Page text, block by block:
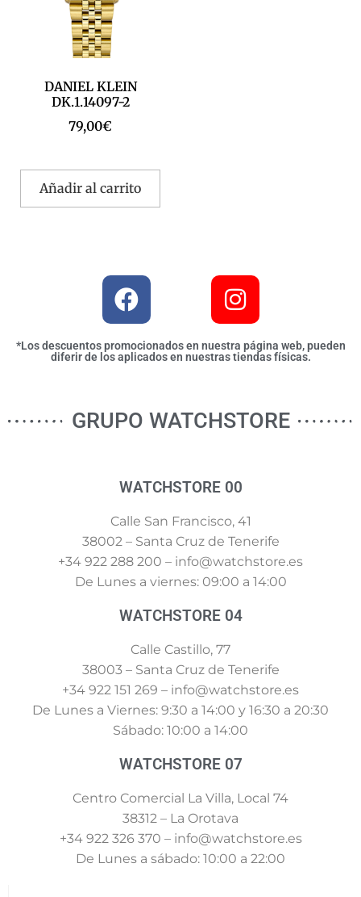
DANIEL KLEIN
DK.1.14097-2
79,00€
Añadir al carrito
*Los descuentos promocionados en nuestra página web, pueden
diferir de los aplicados en nuestras tiendas físicas.
GRUPO WATCHSTORE
WATCHSTORE 00
Calle San Francisco, 41
38002 – Santa Cruz de Tenerife
+34 922 288 200 – info@watchstore.es
De Lunes a viernes: 09:00 a 14:00
WATCHSTORE 04
Calle Castillo, 77
38003 – Santa Cruz de Tenerife
+34 922 151 269 – info@watchstore.es
De Lunes a Viernes: 9:30 a 14:00 y 16:30 a 20:30
Sábado: 10:00 a 14:00
WATCHSTORE 07
Centro Comercial La Villa, Local 74
38312 – La Orotava
+34 922 326 370 – info@watchstore.es
De Lunes a sábado: 10:00 a 22:00